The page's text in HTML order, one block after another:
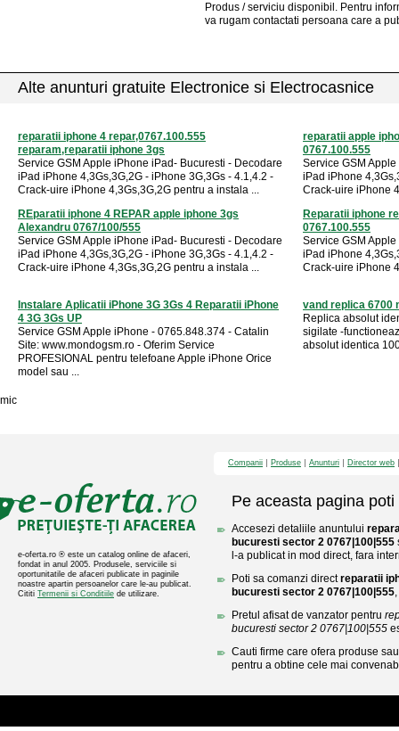
Produs / serviciu disponibil . Pentru
va rugam contactati persoana care a
Alte anunturi gratuite Electronice si Electrocasnice
reparatii iphone 4 repar,0767.100.555
reparam,reparatii iphone 3gs
Service GSM Apple iPhone iPad- Bucuresti - Decodare
iPad iPhone 4,3Gs,3G,2G - iPhone 3G,3Gs - 4.1,4.2 -
Crack-uire iPhone 4,3Gs,3G,2G pentru a instala ...
reparatii apple
0767.100.555
Service GSM
iPad iPhone
Crack-uire iPhone
REparatii iphone 4 REPAR apple iphone 3gs
Alexandru 0767/100/555
Service GSM Apple iPhone iPad- Bucuresti - Decodare
iPad iPhone 4,3Gs,3G,2G - iPhone 3G,3Gs - 4.1,4.2 -
Crack-uire iPhone 4,3Gs,3G,2G pentru a instala ...
Reparatii iphone
0767.100.555
Service GSM
iPad iPhone
Crack-uire iPhone
Instalare Aplicatii iPhone 3G 3Gs 4 Reparatii iPhone
4 3G 3Gs UP
Service GSM Apple iPhone - 0765.848.374 - Catalin
Site: www.mondogsm.ro - Oferim Service
PROFESIONAL pentru telefoane Apple iPhone Orice
model sau ...
vand replica 6700
Replica absolut
sigilate -
absolut identica
mic
e-oferta.ro ® este un catalog online de afaceri,
fondat in anul 2005. Produsele, serviciile si
oportunitatile de afaceri publicate in paginile
noastre apartin persoanelor care le-au publicat.
Cititi Termenii si Conditiile de utilizare.
Companii Produse Anunturi Director web
Pe aceasta pagina poti
Accesezi detaliile anuntului
bucuresti sector 2 0767|100|555
l-a publicat in mod direct, fara
Poti sa comanzi directreparatii
bucuresti sector 2 0767|100|555
Pretul afisat de vanzator pentru
bucuresti sector 2 0767|100|555
Cauti firme care ofera produse
pentru a obtine cele mai